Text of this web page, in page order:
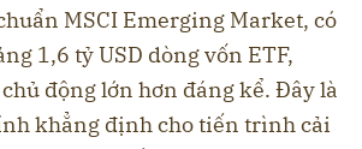
MSCI Emerging Market, có
1,6 tỷ USD dòng vốn ETF,
động lớn hơn đáng kể. Đây là
khẳng định cho tiến trình cải